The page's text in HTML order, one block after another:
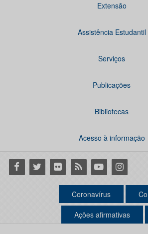
Extensão
Assistência Estudantil
Serviços
Publicações
Bibliotecas
Acesso à informação
Facebook
Twitter Flickr RSS YoutubeInstagram
Coronavírus
Ações afirmativas